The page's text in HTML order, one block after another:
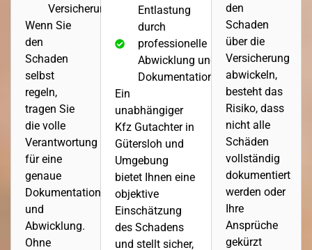
Versicherung.
Wenn Sie
den
Schaden
selbst
regeln,
tragen Sie
die volle
Verantwortung
für eine
genaue
Dokumentation
und
Abwicklung.
Ohne
Entlastung
durch
professionelle
Abwicklung und
Dokumentation.
Ein
unabhängiger
Kfz Gutachter in
Gütersloh und
Umgebung
bietet Ihnen eine
objektive
Einschätzung
des Schadens
und stellt sicher,
den
Schaden
über die
Versicherung
abwickeln,
besteht das
Risiko, dass
nicht alle
Schäden
vollständig
dokumentiert
werden oder
Ihre
Ansprüche
gekürzt